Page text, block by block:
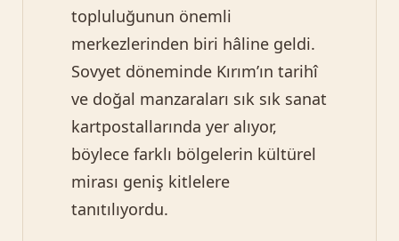
topluluğunun önemli
merkezlerinden biri hâline geldi.
Sovyet döneminde Kırım’ın tarihî
ve doğal manzaraları sık sık sanat
kartpostallarında yer alıyor,
böylece farklı bölgelerin kültürel
mirası geniş kitlelere
tanıtılıyordu.